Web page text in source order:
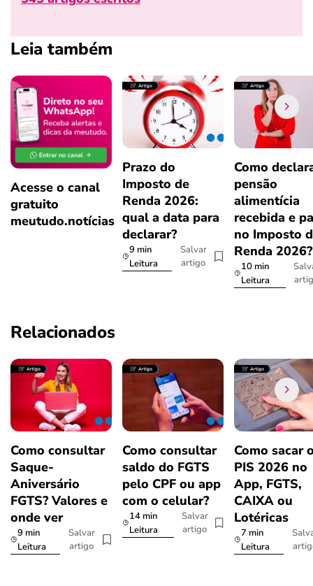
Leia também
Acesse o canal
gratuito
meutudo.notícias
Prazo do
Imposto de
Renda 2026:
qual a data para
declarar?
9 min
Leitura
Salvar
artigo
Como
pensão
alimentícia
recebida e
no Imposto
Renda
10 min
Leitura
Relacionados
Como consultar
Saque-
Aniversário
FGTS? Valores e
onde ver
9 min
Leitura
Salvar
artigo
Como consultar
saldo do FGTS
pelo CPF ou app
com o celular?
14 min
Leitura
Salvar
artigo
Como sacar
PIS 2026 no
App, FGTS,
CAIXA ou
Lotéricas
7 min
Leitura